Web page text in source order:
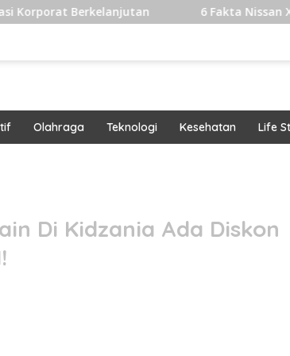
6 Fakta Nissan X-Trail
Olahraga Teknologi Kesehatan Life
Di Kidzania Ada Diskon